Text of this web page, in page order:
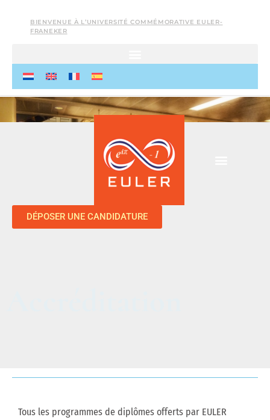
BIENVENUE À L’UNIVERSITÉ COMMÉMORATIVE EULER-
FRANEKER
DÉPOSER UNE CANDIDATURE
Tous les programmes de diplômes offerts par EULER